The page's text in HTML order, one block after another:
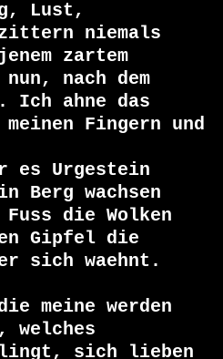
Lust,
niemals
zartem
nach dem
Ich ahne das
Fingern und
es Urgestein
Berg wachsen
die Wolken
Gipfel die
sich waehnt.
meine werden
welches
sich lieben